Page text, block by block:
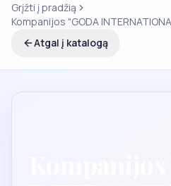
Grįžti į pradžią
Kompanijos "GODA
Atgal į katalogą